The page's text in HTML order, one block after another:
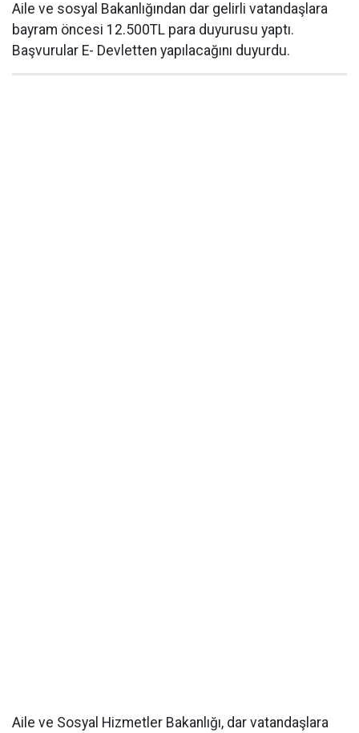
Aile ve sosyal Bakanlığından dar gelirli vatandaşlara
bayram öncesi 12.500TL para duyurusu yaptı.
Başvurular E- Devletten yapılacağını duyurdu.
Aile ve Sosyal Hizmetler Bakanlığı, dar vatandaşlara